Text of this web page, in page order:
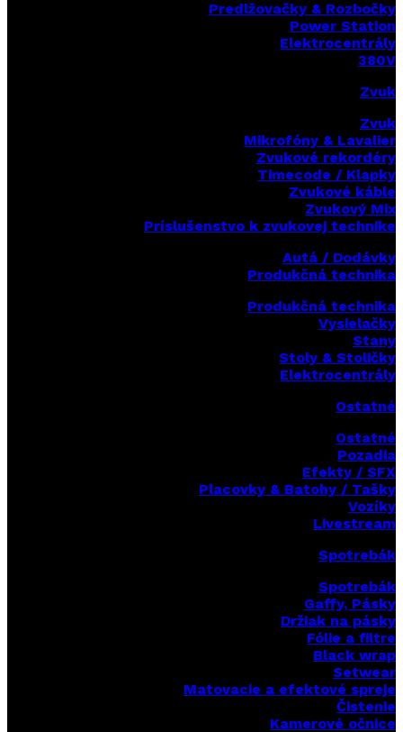
Predlžovačky & Rozbočky
Power Station
Elektrocentrály
380V
Zvuk
Zvuk
Mikrofóny & Lavalier
Zvukové rekordéry
Timecode / Klapky
Zvukové káble
Zvukový Mix
Príslušenstvo k zvukovej technike
Autá / Dodávky
Produkčná technika
Produkčná technika
Vysielačky
Stany
Stoly & Stoličky
Elektrocentrály
Ostatné
Ostatné
Pozadia
Efekty / SFX
Placovky & Batohy / Tašky
Vozíky
Livestream
Spotrebák
Spotrebák
Gaffy, Pásky
Držiak na pásky
Fólie a filtre
Black wrap
Setwear
Matovacie a efektové spreje
Čistenie
Kamerové očnice